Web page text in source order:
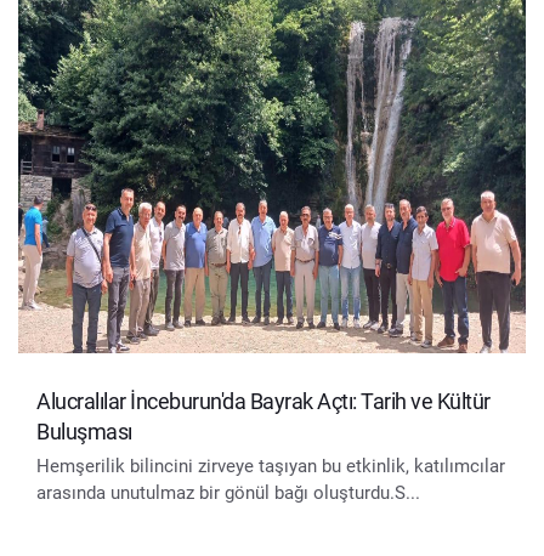
Alucralılar İnceburun'da Bayrak Açtı: Tarih ve Kültür
Buluşması
Hemşerilik bilincini zirveye taşıyan bu etkinlik, katılımcılar
arasında unutulmaz bir gönül bağı oluşturdu.S...